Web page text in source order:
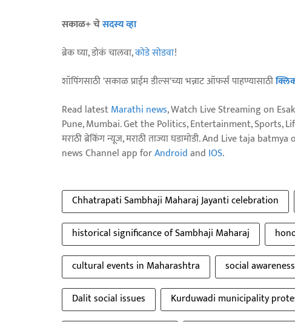
सकाळ+ चेसदस्य व्हा
ब्रेक घ्या, डोकं चालवा,कोडे सोडवा!
शॉपिंगसाठी 'सकाळ प्राईम डील्स'च्या भन्नाट ऑफर्स पाहण्यासाठी
Read latestMarathi news, Watch Live Streaming on
Pune, Mumbai. Get the Politics, Entertainment, Sports,
मराठी ब्रेकिंग न्यूज, मराठी ताज्या घडामोडी. And Live taja
news Channel app forAndroidand IOS.
Chhatrapati Sambhaji Maharaj Jayanti celebration
historical significance of Sambhaji Maharaj
cultural events in Maharashtra
social
Dalit social issues
Kurduwadi municipality